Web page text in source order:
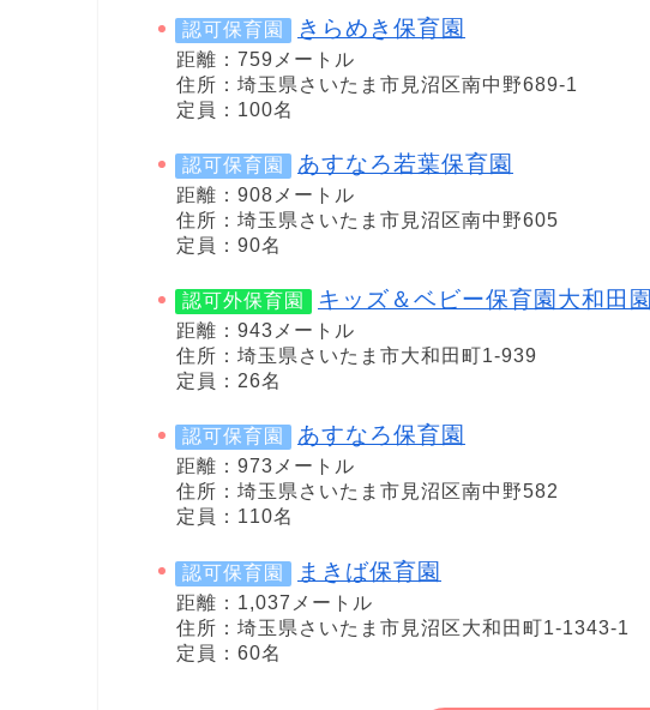
認可保育園 きらめき保育園
距離：759メートル
住所：埼玉県さいたま市見沼区南中野689-1
定員：100名
認可保育園 あすなろ若葉保育園
距離：908メートル
住所：埼玉県さいたま市見沼区南中野605
定員：90名
認可外保育園 キッズ＆ベビー保育園大和田園
距離：943メートル
住所：埼玉県さいたま市大和田町1-939
定員：26名
認可保育園 あすなろ保育園
距離：973メートル
住所：埼玉県さいたま市見沼区南中野582
定員：110名
認可保育園 まきば保育園
距離：1,037メートル
住所：埼玉県さいたま市見沼区大和田町1-1343-1
定員：60名